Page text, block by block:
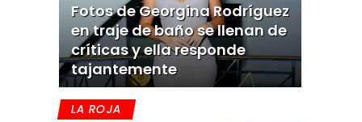
Fotos de Georgina Rodríguez
en traje de baño se llenan de
críticas y ella responde
tajantemente
LA ROJA